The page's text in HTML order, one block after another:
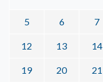
5 6 7
12 13 14
19 20 21